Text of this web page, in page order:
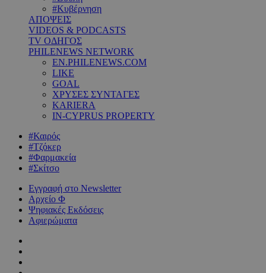
#Κυβέρνηση
ΑΠΟΨΕΙΣ
VIDEOS & PODCASTS
TV ΟΔΗΓΟΣ
PHILENEWS NETWORK
EN.PHILENEWS.COM
LIKE
GOAL
ΧΡΥΣΕΣ ΣΥΝΤΑΓΕΣ
KARIERA
IN-CYPRUS PROPERTY
#Καιρός
#Τζόκερ
#Φαρμακεία
#Σκίτσο
Εγγραφή στο Newsletter
Αρχείο Φ
Ψηφιακές Εκδόσεις
Αφιερώματα